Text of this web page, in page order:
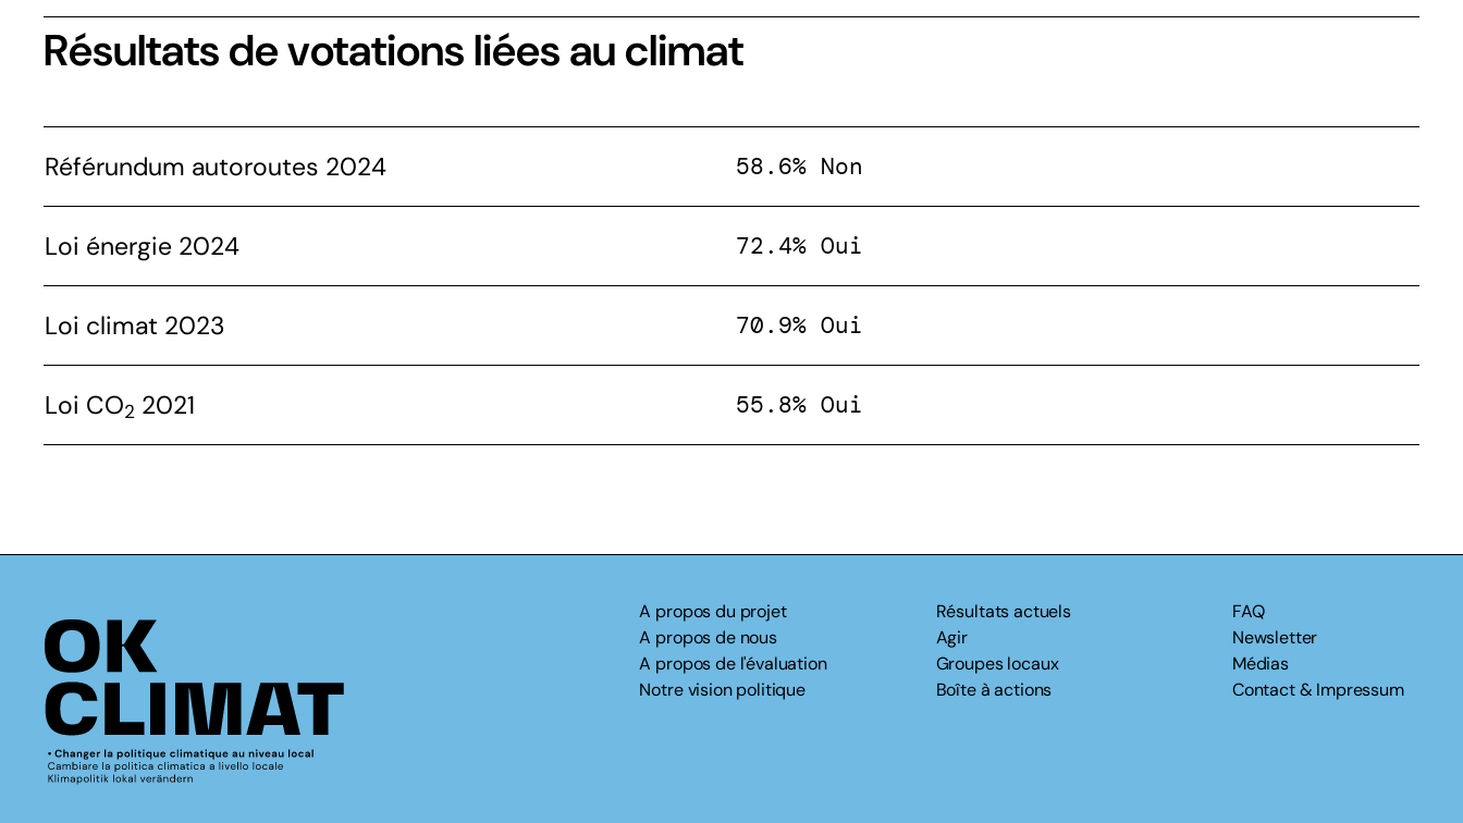
Résultats de votations liées au climat
Référundum autoroutes 2024 58.6% Non
Loi énergie 2024 72.4% Oui
Loi climat 2023 70.9% Oui
Loi CO2 2021 55.8% Oui
A propos du projet
A propos de nous
A propos de l'évaluation
Notre vision politique
Résultats actuels
Agir
Groupes locaux
Boîte à actions
FAQ
Newsletter
Médias
Contact & Impressum